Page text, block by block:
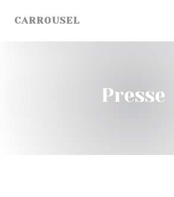
CARROUSEL
Presse